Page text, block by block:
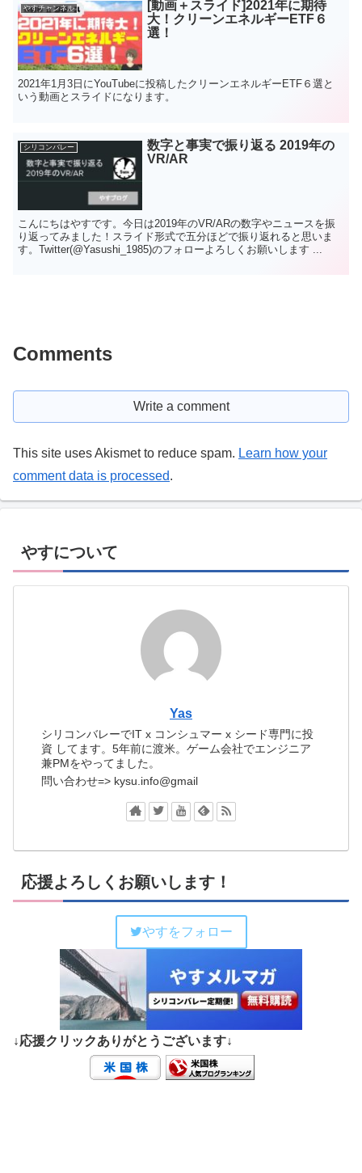
やすチャンネル
[動画＋スライド]2021年に期待
大！クリーンエネルギーETF６
選！
2021年1月3日にYouTubeに投稿したクリーンエネルギーETF６選と
いう動画とスライドになります。
シリコンバレー
数字と事実で振り返る 2019年の
VR/AR
こんにちはやすです。今日は2019年のVR/ARの数字やニュースを振
り返ってみました！スライド形式で五分ほどで振り返れると思いま
す。Twitter(@Yasushi_1985)のフォローよろしくお願いします ...
Comments
Write a comment
This site uses Akismet to reduce spam. Learn how your
comment data is processed.
やすについて
Yas
シリコンバレーでIT x コンシュマー x シード専門に投
資 してます。5年前に渡米。ゲーム会社でエンジニア
兼PMをやってました。
問い合わせ=> kysu.info@gmail
応援よろしくお願いします！
やすをフォロー
↓応援クリックありがとうございます↓